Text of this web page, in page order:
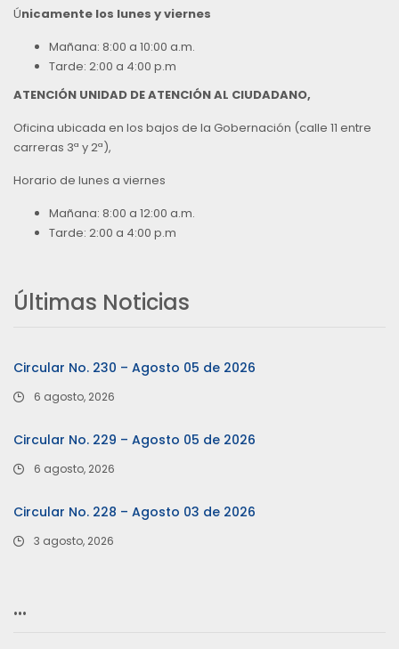
Únicamente los lunes y viernes
Mañana: 8:00 a 10:00 a.m.
Tarde: 2:00 a 4:00 p.m
ATENCIÓN UNIDAD DE ATENCIÓN AL CIUDADANO,
Oficina ubicada en los bajos de la Gobernación (calle 11 entre
carreras 3ª y 2ª),
Horario de lunes a viernes
Mañana: 8:00 a 12:00 a.m.
Tarde: 2:00 a 4:00 p.m
Últimas Noticias
Circular No. 230 – Agosto 05 de 2026
6 agosto, 2026
Circular No. 229 – Agosto 05 de 2026
6 agosto, 2026
Circular No. 228 – Agosto 03 de 2026
3 agosto, 2026
…